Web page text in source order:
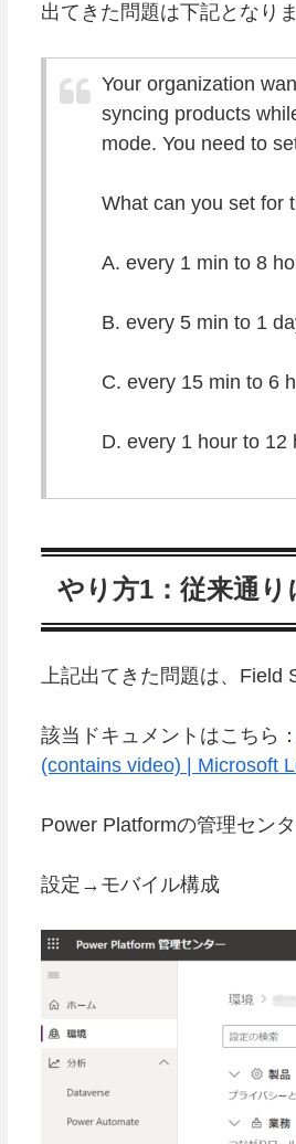
出てきた問題は下記となりま
Your organization
syncing products
mode. You need to
What can you set for
A. every 1 min to 8
B. every 5 min to 1
C. every 15 min to 6
D. every 1 hour to 12
やり方1：従来通
上記出てきた問題は、Field
該当ドキュメントはこちら：
(contains video) | Microsoft
Power Platformの管理セン
設定→モバイル構成